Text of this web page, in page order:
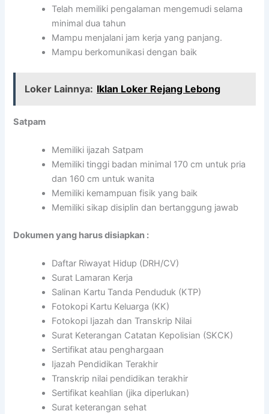
Telah memiliki pengalaman mengemudi selama
minimal dua tahun
Mampu menjalani jam kerja yang panjang.
Mampu berkomunikasi dengan baik
Loker Lainnya: Iklan Loker Rejang Lebong
Satpam
Memiliki ijazah Satpam
Memiliki tinggi badan minimal 170 cm untuk pria
dan 160 cm untuk wanita
Memiliki kemampuan fisik yang baik
Memiliki sikap disiplin dan bertanggung jawab
Dokumen yang harus disiapkan :
Daftar Riwayat Hidup (DRH/CV)
Surat Lamaran Kerja
Salinan Kartu Tanda Penduduk (KTP)
Fotokopi Kartu Keluarga (KK)
Fotokopi Ijazah dan Transkrip Nilai
Surat Keterangan Catatan Kepolisian (SKCK)
Sertifikat atau penghargaan
Ijazah Pendidikan Terakhir
Transkrip nilai pendidikan terakhir
Sertifikat keahlian (jika diperlukan)
Surat keterangan sehat